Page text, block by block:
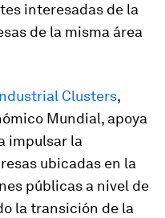
interesadas de la
de la misma área
Clusters,
Mundial, apoya
impulsar la
ubicadas en la
públicas a nivel de
la transición de la